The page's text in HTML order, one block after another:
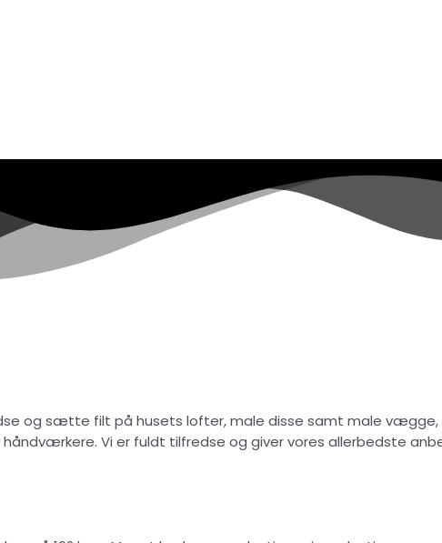
og sætte filt på husets lofter, male disse samt male
Vi er fuldt tilfredse og giver vores allerbedste